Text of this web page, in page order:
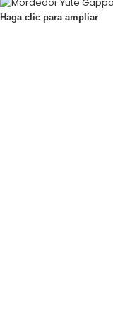
Haga clic para ampliar